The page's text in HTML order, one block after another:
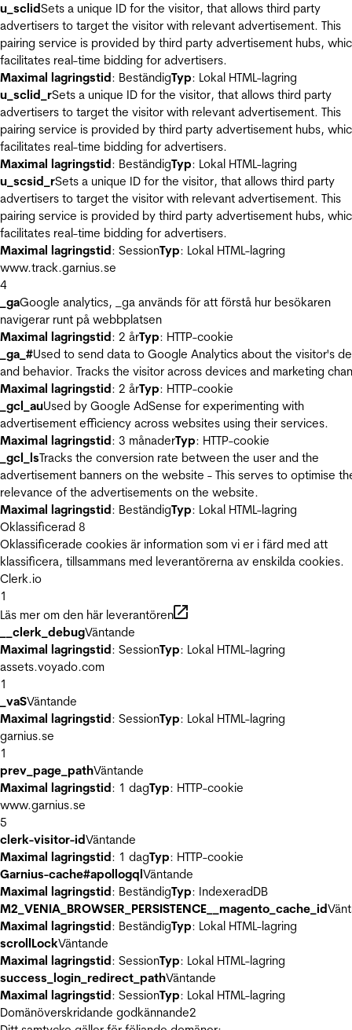
u_sclidSets a unique ID for the visitor, that allows third party
advertisers to target the visitor with relevant advertisement. This
pairing service is provided by third party advertisement hubs,
facilitates real-time bidding for advertisers.
Maximal lagringstid: BeständigTyp: Lokal HTML-lagring
u_sclid_rSets a unique ID for the visitor, that allows third party
advertisers to target the visitor with relevant advertisement. This
pairing service is provided by third party advertisement hubs,
facilitates real-time bidding for advertisers.
Maximal lagringstid: BeständigTyp: Lokal HTML-lagring
u_scsid_rSets a unique ID for the visitor, that allows third party
advertisers to target the visitor with relevant advertisement. This
pairing service is provided by third party advertisement hubs,
facilitates real-time bidding for advertisers.
Maximal lagringstid: SessionTyp: Lokal HTML-lagring
www.track.garnius.se
4
_gaGoogle analytics, _ga används för att förstå hur besökaren
navigerar runt på webbplatsen
Maximal lagringstid: 2 årTyp: HTTP-cookie
_ga_#Used to send data to Google Analytics about the visitor's
and behavior. Tracks the visitor across devices and marketing
Maximal lagringstid: 2 årTyp: HTTP-cookie
_gcl_auUsed by Google AdSense for experimenting with
advertisement efficiency across websites using their services.
Maximal lagringstid: 3 månaderTyp: HTTP-cookie
_gcl_lsTracks the conversion rate between the user and the
advertisement banners on the website - This serves to optimise
relevance of the advertisements on the website.
Maximal lagringstid: BeständigTyp: Lokal HTML-lagring
Oklassificerad 8
Oklassificerade cookies är information som vi er i färd med att
klassificera, tillsammans med leverantörerna av enskilda cookies.
Clerk.io
1
Läs mer om den här leverantören
__clerk_debugVäntande
Maximal lagringstid: SessionTyp: Lokal HTML-lagring
assets.voyado.com
1
_vaSVäntande
Maximal lagringstid: SessionTyp: Lokal HTML-lagring
garnius.se
1
prev_page_pathVäntande
Maximal lagringstid: 1 dagTyp: HTTP-cookie
www.garnius.se
5
clerk-visitor-idVäntande
Maximal lagringstid: 1 dagTyp: HTTP-cookie
Garnius-cache#apollogqlVäntande
Maximal lagringstid: BeständigTyp: IndexeradDB
M2_VENIA_BROWSER_PERSISTENCE__magento_cache_id
Maximal lagringstid: BeständigTyp: Lokal HTML-lagring
scrollLockVäntande
Maximal lagringstid: SessionTyp: Lokal HTML-lagring
success_login_redirect_pathVäntande
Maximal lagringstid: SessionTyp: Lokal HTML-lagring
Domänöverskridande godkännande2